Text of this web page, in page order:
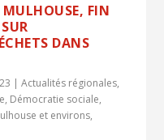
MULHOUSE, FIN
DANS
|Actualités régionales,
, Démocratie sociale,
et environs,